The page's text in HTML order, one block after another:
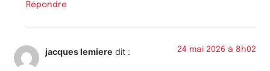
Répondre
jacques lemiere dit : 24 mai 2026 à 8h02